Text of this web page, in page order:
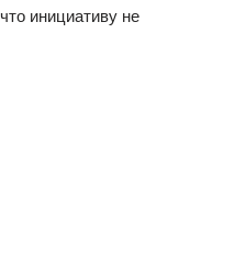
инициативу не